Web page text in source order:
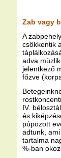
Zab vagy
A
csökkentik
adva
jelentkező
főzve
IV.
és
púpozott
adtunk,
tartalma
%-ban